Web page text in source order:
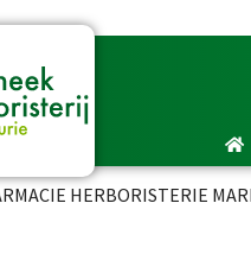
HERBORISTERIE